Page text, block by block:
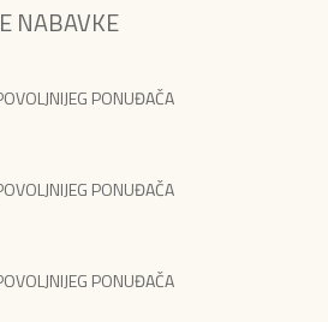
NABAVKE
PONUĐAČA
PONUĐAČA
PONUĐAČA